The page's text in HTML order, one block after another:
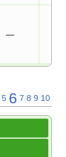
—
5 6 7 8 9 10